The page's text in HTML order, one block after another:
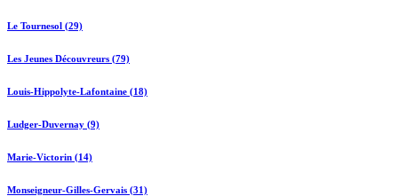
Le Tournesol (29)
Les Jeunes Découvreurs (79)
Louis-Hippolyte-Lafontaine (18)
Ludger-Duvernay (9)
Marie-Victorin (14)
Monseigneur-Gilles-Gervais (31)